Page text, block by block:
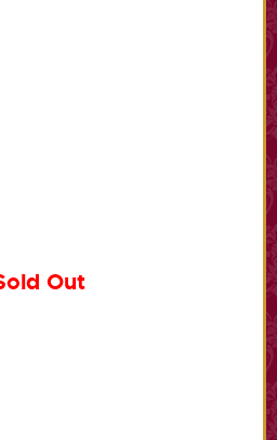
Out